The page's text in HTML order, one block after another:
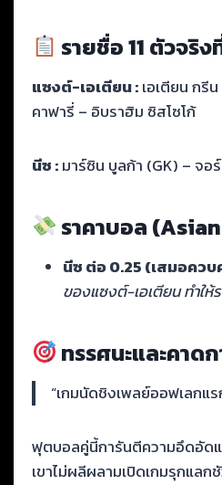
รายชื่อ 11 ตัวจริ
แซงต์-เอเตียน :เอเตียน กรี
คาฟารี่ – อิบราฮิม ซิสโซโก้
นีซ :มาร์ซิน บูลก้า (GK) – จอ
ราคาบอล
นีซ ต่อ 0.25 (เสมอคว
ของแซงต์-เอเตียน ทำให้
ทรรศนะและคา
“เกมนัดชิงเพลย์ออฟเลก
ฟุตบอลคู่นี้การันตีความอึดอัดแ
เขาไม่ผลีผลามเปิดเกมรุกแล